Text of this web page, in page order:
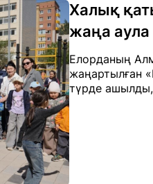
Халық
жаңа аула
Елорданың
жаңартылған
түрде